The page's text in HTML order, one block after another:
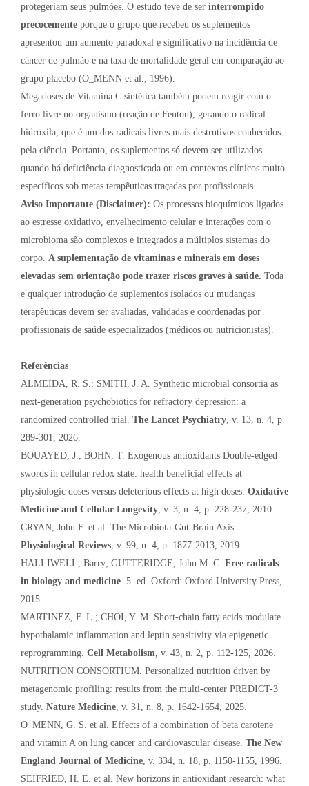
protegeriam seus pulmões. O estudo teve de ser interrompido
precocemente porque o grupo que recebeu os suplementos
apresentou um aumento paradoxal e significativo na incidência de
câncer de pulmão e na taxa de mortalidade geral em comparação ao
grupo placebo (O_MENN et al., 1996).
Megadoses de Vitamina C sintética também podem reagir com o
ferro livre no organismo (reação de Fenton), gerando o radical
hidroxila, que é um dos radicais livres mais destrutivos conhecidos
pela ciência. Portanto, os suplementos só devem ser utilizados
quando há deficiência diagnosticada ou em contextos clínicos muito
específicos sob metas terapêuticas traçadas por profissionais.
Aviso Importante (Disclaimer): Os processos bioquímicos ligados
ao estresse oxidativo, envelhecimento celular e interações com o
microbioma são complexos e integrados a múltiplos sistemas do
corpo. A suplementação de vitaminas e minerais em doses
elevadas sem orientação pode trazer riscos graves à saúde. Toda
e qualquer introdução de suplementos isolados ou mudanças
terapêuticas devem ser avaliadas, validadas e coordenadas por
profissionais de saúde especializados (médicos ou nutricionistas).
Referências
ALMEIDA, R. S.; SMITH, J. A. Synthetic microbial consortia as
next-generation psychobiotics for refractory depression: a
randomized controlled trial. The Lancet Psychiatry , v. 13, n. 4, p.
289-301, 2026.
BOUAYED, J.; BOHN, T. Exogenous antioxidants Double-edged
swords in cellular redox state: health beneficial effects at
physiologic doses versus deleterious effects at high doses. Oxidative
Medicine and Cellular Longevity , v. 3, n. 4, p. 228-237, 2010.
CRYAN, John F. et al. The Microbiota-Gut-Brain Axis.
Physiological Reviews , v. 99, n. 4, p. 1877-2013, 2019.
HALLIWELL, Barry; GUTTERIDGE, John M. C. Free radicals
in biology and medicine . 5. ed. Oxford: Oxford University Press,
2015.
MARTINEZ, F. L.; CHOI, Y. M. Short-chain fatty acids modulate
hypothalamic inflammation and leptin sensitivity via epigenetic
reprogramming. Cell Metabolism , v. 43, n. 2, p. 112-125, 2026.
NUTRITION CONSORTIUM. Personalized nutrition driven by
metagenomic profiling: results from the multi-center PREDICT-3
study. Nature Medicine , v. 31, n. 8, p. 1642-1654, 2025.
O_MENN, G. S. et al. Effects of a combination of beta carotene
and vitamin A on lung cancer and cardiovascular disease. The New
England Journal of Medicine , v. 334, n. 18, p. 1150-1155, 1996.
SEIFRIED, H. E. et al. New horizons in antioxidant research: what